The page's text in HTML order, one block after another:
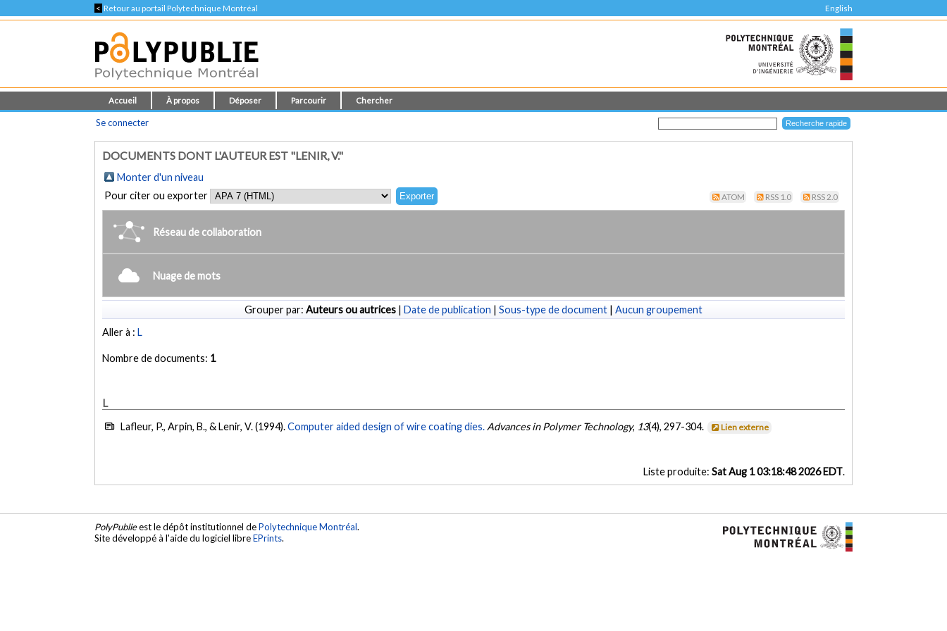
< Retour au portail Polytechnique Montréal English
Accueil À propos Déposer Parcourir Chercher
Se connecter
DOCUMENTS DONT L'AUTEUR EST "LENIR, V."
Monter d'un niveau
Pour citer ou exporter
ATOM RSS 1.0 RSS 2.0
Réseau de collaboration
Nuage de mots
Grouper par: Auteurs ou autrices | Date de publication | Sous-type de document | Aucun groupement
Aller à :L
Nombre de documents: 1
L
Lafleur, P., Arpin, B., & Lenir, V. (1994).Computer aided design of wire coating dies. Advances in Polymer Technology, 13(4), 297-304. Lien externe
Liste produite: Sat Aug 1 03:18:48 2026 EDT.
PolyPublieest le dépôt institutionnel dePolytechnique Montréal.
Site développé à l'aide du logiciel libreEPrints.